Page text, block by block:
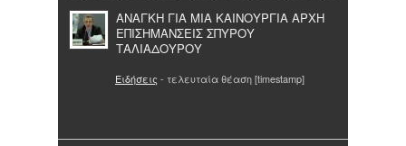
ΑΝΑΓΚΗ ΓΙΑ ΜΙΑ ΚΑΙΝΟΥΡΓΙΑ ΑΡΧΗ
ΕΠΙΣΗΜΑΝΣΕΙΣ ΣΠΥΡΟΥ
ΤΑΛΙΑΔΟΥΡΟΥ
Ειδήσεις - τελευταία θέαση [timestamp]